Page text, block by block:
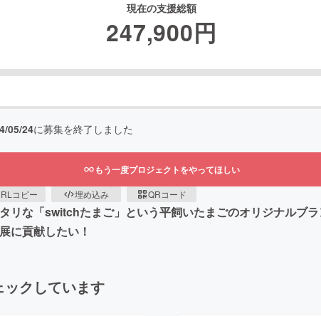
現在の支援総額
247,900円
05/24に募集を終了しました
もう一度プロジェクトをやってほしい
コピー 埋め込み QRコード
リな「switchたまご」という平飼いたまごのオリジナルブ
に貢献したい！
クしています